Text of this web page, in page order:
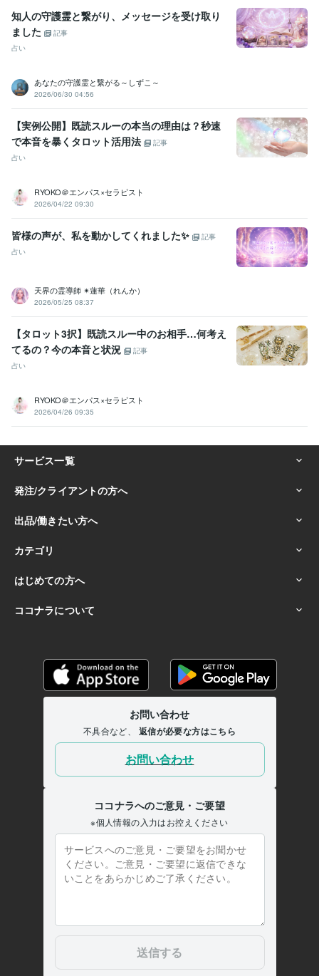
知人の守護霊と繋がり、メッセージを受け取り
ました
記事
占い
あなたの守護霊と繋がる～しずこ～
2026/06/30 04:56
【実例公開】既読スルーの本当の理由は？秒速
で本音を暴くタロット活用法
記事
占い
RYOKO＠エンパス×セラピスト
2026/04/22 09:30
皆様の声が、私を動かしてくれました✨
記事
占い
天界の霊導師 ✴︎蓮華（れんか）
2026/05/25 08:37
【タロット3択】既読スルー中のお相手…何考え
てるの？今の本音と状況
記事
占い
RYOKO＠エンパス×セラピスト
2026/04/26 09:35